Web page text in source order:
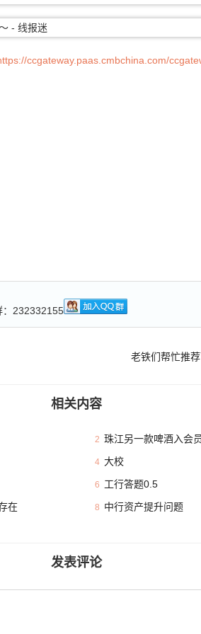
ccgateway.paas.cmbchina.com/
：232332155
老铁们帮忙推
相关内容
2 珠江另一款啤酒入会
4 大校
6 工行答题0.5
在 8 中行资产提升问题
发表评论